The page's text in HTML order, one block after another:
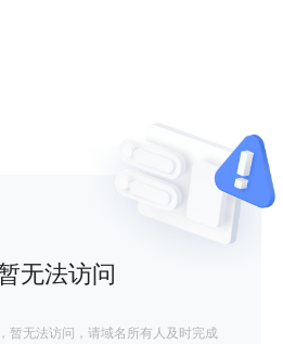
无法访问
暂无法访问，请域名所有人及时完成